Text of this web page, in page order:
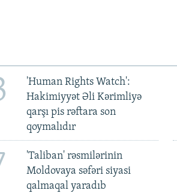
'Human Rights Watch':
Hakimiyyət Əli Kərimliyə
qarşı pis rəftara son
qoymalıdır
'Taliban' rəsmilərinin
Moldovaya səfəri siyasi
qalmaqal yaradıb